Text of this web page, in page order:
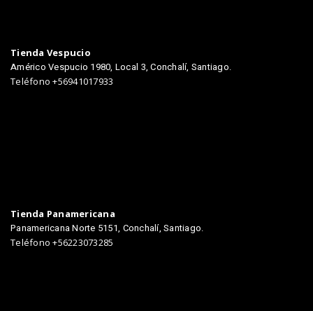
Tienda Vespucio
Américo Vespucio 1980, Local 3, Conchalí, Santiago.
Teléfono +56941017933
Tienda Panamericana
Panamericana Norte 5151, Conchalí, Santiago.
Teléfono +56223073285